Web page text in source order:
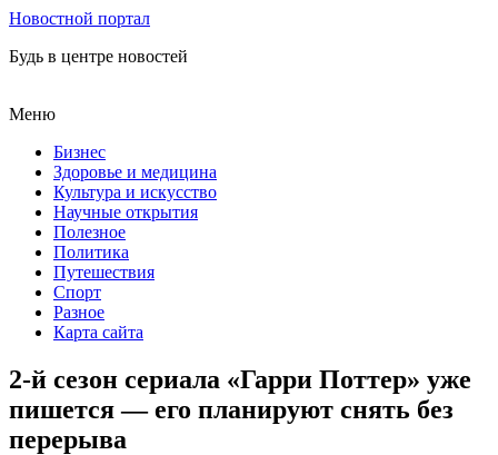
Новостной портал
Будь в центре новостей
Меню
Бизнес
Здоровье и медицина
Культура и искусство
Научные открытия
Полезное
Политика
Путешествия
Спорт
Разное
Карта сайта
2‑й сезон сериала «Гарри Поттер» уже
пишется — его планируют снять без
перерыва